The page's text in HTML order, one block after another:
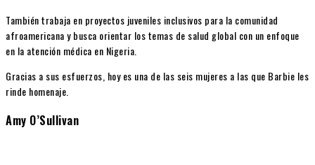
También trabaja en proyectos juveniles inclusivos para la comunidad
afroamericana y busca orientar los temas de salud global con un enfoque
en la atención médica en Nigeria.
Gracias a sus esfuerzos, hoy es una de las seis mujeres a las que Barbie les
rinde homenaje.
Amy O’Sullivan